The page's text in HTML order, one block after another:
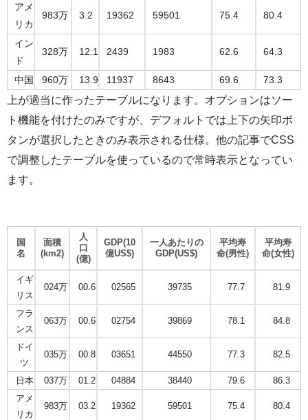
アメ
リカ
983万 3.2 19362 59501 75.4 80.4
イン
ド
328万 12.1 2439 1983 62.6 64.3
中国 960万 13.9 11937 8643 69.6 73.3
上が適当に作ったテーブルになります。オプションはソー
ト機能を付けたのみですが、デフォルトでは上下の矢印ボ
タンが選択したときのみ表示される仕様。他の記事でCSS
で調整したテーブルを使っているので常時表示となってい
ます。
国
名
面積
(km2)
人
口
(億)
GDP(10
億US$)
一人あたりの
GDP(US$)
平均寿
命(男性)
平均寿
命(女性)
イギ
リス
024万 00.6 02565 39735 77.7 81.9
フラ
ンス
063万 00.6 02754 39869 78.1 84.8
ドイ
ツ
035万 00.8 03651 44550 77.3 82.5
日本 037万 01.2 04884 38440 79.6
86.3
アメ
リカ
983万 03.2 19362 59501 75.4 80.4